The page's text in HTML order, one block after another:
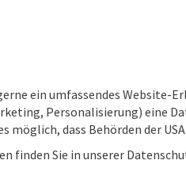
ein umfassendes Website-
Personalisierung) eine
möglich, dass Behörden der
finden Sie in unserer